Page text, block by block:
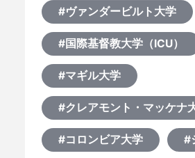
#ヴァンダービルト大学
#国際基督教大学（ICU）
#マギル大学
#クレアモント・マッケナ
#コロンビア大学 #